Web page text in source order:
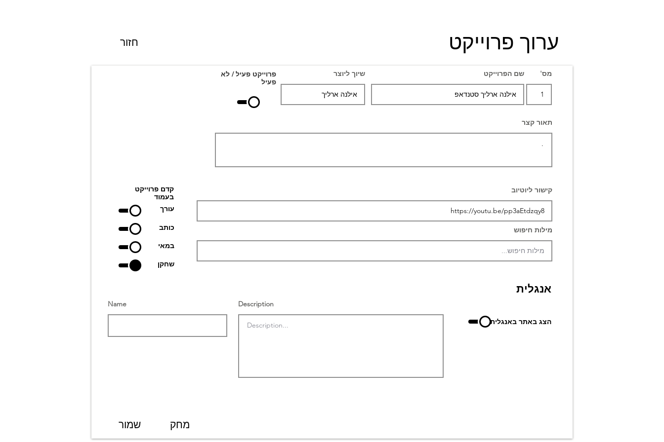
חזור ערוך פרוייקט
פרוייקט פעיל / לא
פעיל
שיוך ליוצר שם הפרוייקט מס'
תאור קצר
קדם פרוייקט
בעמוד
עורך
כותב
במאי
שחקן
קישור ליוטיוב
מילות חיפוש
אנגלית
Name Description
הצג באתר באנגלית
שמור מחק